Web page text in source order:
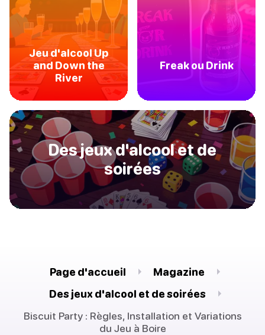
Jeu d'alcool Up
and Down the
River
Freak ou Drink
Des jeux d'alcool et de
soirées
Page d'accueil
Magazine
Des jeux d'alcool et de soirées
Biscuit Party : Règles, Installation et Variations
du Jeu à Boire